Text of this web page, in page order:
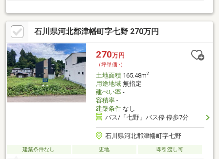
石川県河北郡津幡町字七野 270万円
270万円
（坪単価:-）
土地面積165.48m2
用途地域無指定
建ぺい率-
容積率-
建築条件なし
バス/「七野」バス停 停歩7分
石川県河北郡津幡町字七野
建築条件なし 更地 即引渡し可